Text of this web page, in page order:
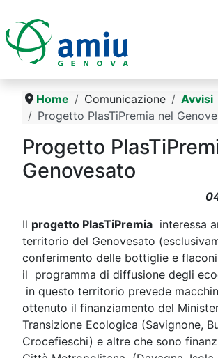
Home Comunicazione
Avvisi
Progetto PlasTiPremia nel
Progetto
Genovesato
Il progetto PlasTiPremia interessa
territorio del Genovesato
conferimento delle bottiglie e
il programma di diffusione degli
in questo territorio prevede
ottenuto il finanziamento del
Transizione Ecologica (Savignone,
Crocefieschi) e altre che sono